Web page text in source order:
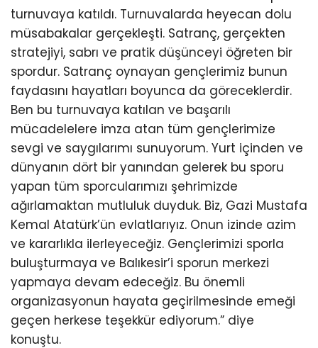
turnuvaya katıldı. Turnuvalarda heyecan dolu
müsabakalar gerçekleşti. Satranç, gerçekten
stratejiyi, sabrı ve pratik düşünceyi öğreten bir
spordur. Satranç oynayan gençlerimiz bunun
faydasını hayatları boyunca da göreceklerdir.
Ben bu turnuvaya katılan ve başarılı
mücadelelere imza atan tüm gençlerimize
sevgi ve saygılarımı sunuyorum. Yurt içinden ve
dünyanın dört bir yanından gelerek bu sporu
yapan tüm sporcularımızı şehrimizde
ağırlamaktan mutluluk duyduk. Biz, Gazi Mustafa
Kemal Atatürk’ün evlatlarıyız. Onun izinde azim
ve kararlıkla ilerleyeceğiz. Gençlerimizi sporla
buluşturmaya ve Balıkesir’i sporun merkezi
yapmaya devam edeceğiz. Bu önemli
organizasyonun hayata geçirilmesinde emeği
geçen herkese teşekkür ediyorum.” diye
konuştu.